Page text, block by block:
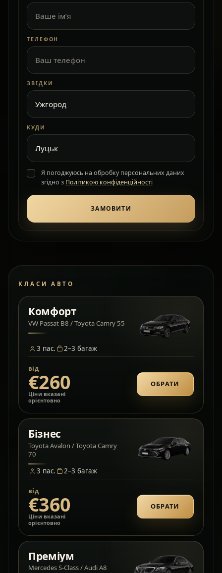
ТЕЛЕФОН
ЗВІДКИ
КУДИ
Я погоджуюсь на обробку персональних даних
згідно з Політикою конфіденційності
ЗАМОВИТИ
КЛАСИ АВТО
Комфорт
VW Passat B8 / Toyota Camry 55
3 пас. 2–3 багаж
від
€260
Ціни вказані
орієнтовно
ОБРАТИ
Бізнес
Toyota Avalon / Toyota Camry
70
3 пас. 2–3 багаж
від
€360
Ціни вказані
орієнтовно
ОБРАТИ
Преміум
Mercedes S-Class / Audi A8